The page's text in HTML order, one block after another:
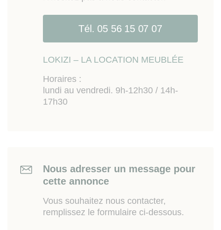
foodcourt), Michelin Innovation Park (abritant
noatmment la Manufacture des Talents, Centre de
Congrès Polydome, Stade Marcel Michelin,
CHU, gare TER. Accès rapide pour place Delille /
place de Jaude et hypercentre, connexions
autoroute et N89, aéroport Clermont-Ferrand
Les informations sur les risques auxquels ce bien
est exposé sont disponibes sur le site
Géorisqueswww.georisques.gouv.fr
Tél. 05 56 15 07 07
LOKIZI – LA LOCATION MEUBLÉE
Horaires :
lundi au vendredi. 9h-12h30 / 14h-
17h30
Nous adresser un message pour
cette annonce
Vous souhaitez nous contacter,
remplissez le formulaire ci-dessous.